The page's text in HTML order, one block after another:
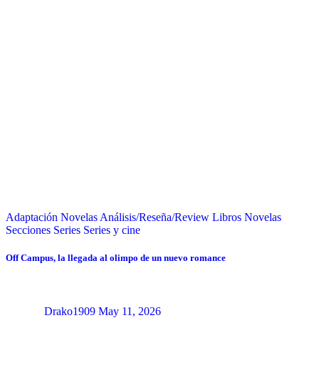
Adaptación Novelas Análisis/Reseña/Review Libros Novelas
Secciones Series Series y cine
Off Campus, la llegada al olimpo de un nuevo romance
Drako1909 May 11, 2026